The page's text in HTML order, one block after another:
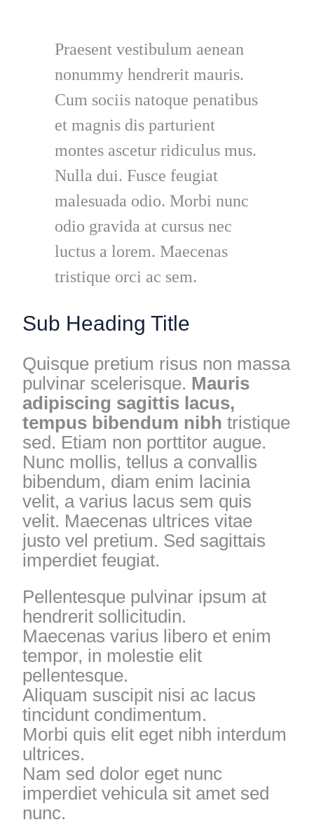
Praesent vestibulum aenean
nonummy hendrerit mauris.
Cum sociis natoque penatibus
et magnis dis parturient
montes ascetur ridiculus mus.
Nulla dui. Fusce feugiat
malesuada odio. Morbi nunc
odio gravida at cursus nec
luctus a lorem. Maecenas
tristique orci ac sem.
Sub Heading Title
Quisque pretium risus non massa
pulvinar scelerisque. Mauris
adipiscing sagittis lacus,
tempus bibendum nibh tristique
sed. Etiam non porttitor augue.
Nunc mollis, tellus a convallis
bibendum, diam enim lacinia
velit, a varius lacus sem quis
velit. Maecenas ultrices vitae
justo vel pretium. Sed sagittais
imperdiet feugiat.
Pellentesque pulvinar ipsum at
hendrerit sollicitudin.
Maecenas varius libero et enim
tempor, in molestie elit
pellentesque.
Aliquam suscipit nisi ac lacus
tincidunt condimentum.
Morbi quis elit eget nibh interdum
ultrices.
Nam sed dolor eget nunc
imperdiet vehicula sit amet sed
nunc.